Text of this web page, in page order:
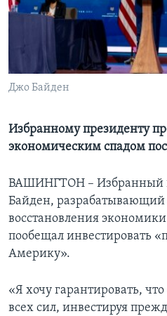
Learning English
СОЦИАЛЬНЫЕ СЕТИ
Языки
Джо Байден
Избранному президенту
экономическим спадом
ВАШИНГТОН – Избранный
Байден, разрабатывающий
восстановления
пообещал инвестировать
Америку».
«Я хочу гарантировать,
всех сил, инвестируя